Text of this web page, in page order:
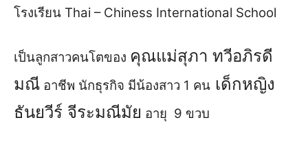
โรงเรียน Thai – Chiness International School
เป็นลูกสาวคนโตของ คุณแม่สุภา ทวีอภิรดี
มณี อาชีพ นักธุรกิจ มีน้องสาว 1 คน เด็กหญิง
ธันยวีร์ จีระมณีมัย อายุ 9 ขวบ